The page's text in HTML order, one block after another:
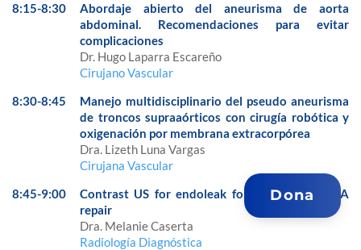
8:15-8:30
Abordaje abierto del aneurisma de aorta
abdominal. Recomendaciones para evitar
complicaciones
Dr. Hugo Laparra Escareño
Cirujano Vascular
8:30-8:45
Manejo multidisciplinario del pseudo aneurisma
de troncos supraaórticos con cirugía robótica y
oxigenación por membrana extracorpórea
Dra. Lizeth Luna Vargas
Cirujana Vascular
8:45-9:00
Contrast US for endoleak follow up after AAA
repair
Dra. Melanie Caserta
Radiología Diagnóstica
Dona